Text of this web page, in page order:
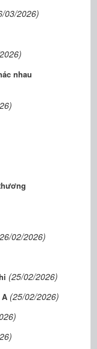
03/2026)
nhau
02/2026)
(25/02/2026)
(25/02/2026)